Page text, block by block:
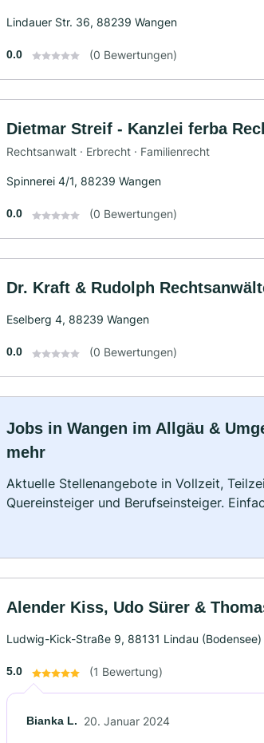
Lindauer Str. 36, 88239 Wangen
0.0 (0 Bewertungen)
Dietmar Streif - Kanzlei ferba
Rechtsanwalt · Erbrecht · Familienrecht
Spinnerei 4/1, 88239 Wangen
0.0 (0 Bewertungen)
Dr. Kraft & Rudolph
Eselberg 4, 88239 Wangen
0.0 (0 Bewertungen)
Jobs in Wangen im Allgäu &
mehr
Aktuelle Stellenangebote in Vollzeit,
Quereinsteiger und Berufseinsteiger.
Alender Kiss, Udo Sürer &
Ludwig-Kick-Straße 9, 88131 Lindau (Bodensee)
5.0 (1 Bewertung)
Bianka L. 20. Januar 2024